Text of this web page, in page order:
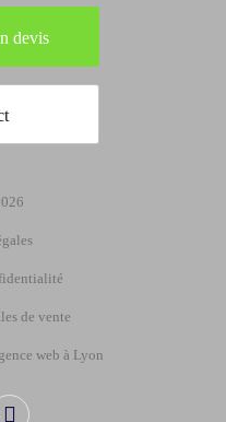
devis
de vente
web à Lyon